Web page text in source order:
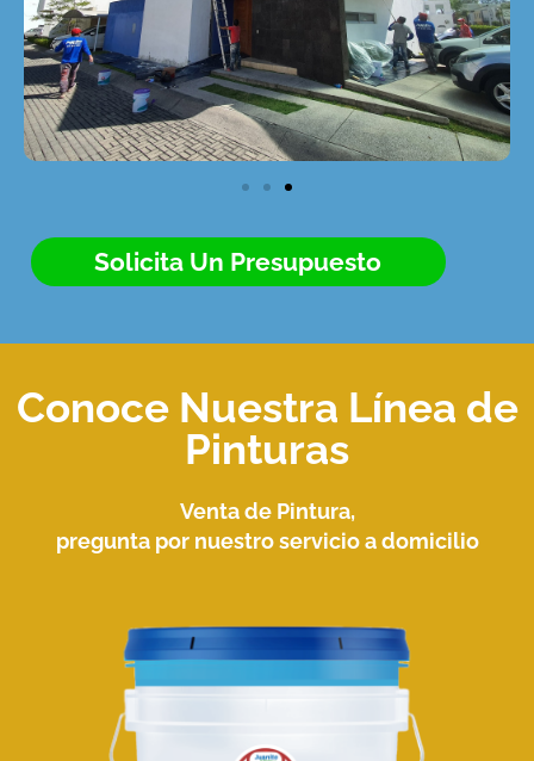
Solicita Un Presupuesto
Conoce Nuestra Línea de
Pinturas
Venta de Pintura,
pregunta por nuestro servicio a domicilio